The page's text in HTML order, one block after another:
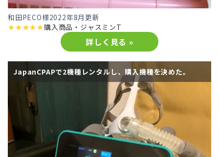
和田PECO様2022年8月更新
★★★★★購入商品・ ジャスミンT
詳しく見る »
JapanCPAPで2機種レンタルし、購入機種を決めた。